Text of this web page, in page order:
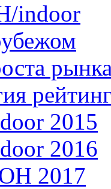
indoor
2015
2016
2017